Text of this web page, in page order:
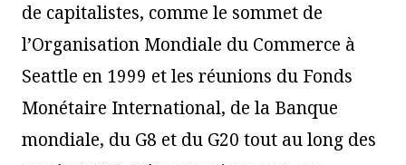
de capitalistes, comme le sommet de
l’Organisation Mondiale du Commerce à
Seattle en 1999 et les réunions du Fonds
Monétaire International, de la Banque
mondiale, du G8 et du G20 tout au long des